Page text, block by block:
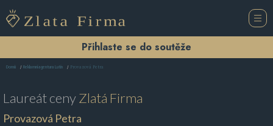
Přihlaste se do soutěže
Domů Reklamní agentura Lutín Provazová Petra
Laureát cenyZlatá Firma
Provazová Petra